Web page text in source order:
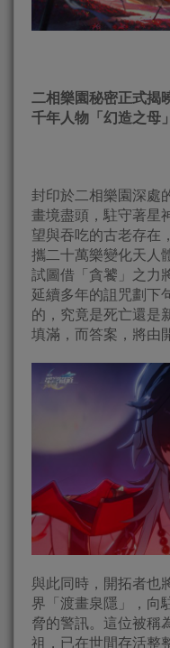
二相樂園秘密正式揭
千年人物「幻造之母
封印於二相樂園深處
畫境盡頭，駐守著星
望與吞吃的古老存在
攜二十萬樂變化天人
試圖借「貪饕」之力
延續多年的詛咒劃下
的，究竟是死亡還是
填滿，而答案，將由
與此同時，開拓者也
界「渡畫泉隱」，向
脅的警訊。這位被稱
祖，已在世間存活整